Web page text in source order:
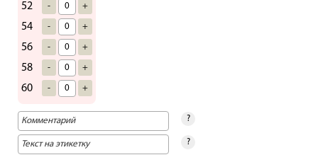
52 - +
54 - +
56 - +
58 - +
60 - +
?
?